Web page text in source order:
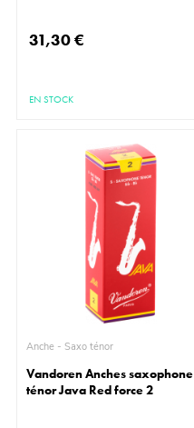
31,30 €
EN STOCK
Anche - Saxo ténor
Vandoren Anches saxophone
ténor Java Red force 2